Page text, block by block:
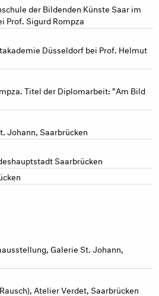
der Bildenden Künste Saar im
Prof. Sigurd Rompza
Düsseldorf bei Prof. Helmut
Titel der Diplomarbeit: "Am Bild
Johann, Saarbrücken
Saarbrücken
Galerie St. Johann,
Atelier Verdet, Saarbrücken